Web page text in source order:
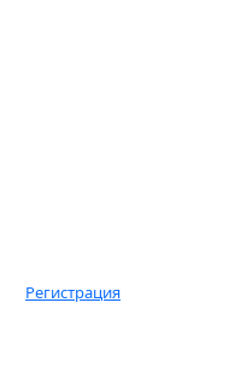
Регистрация